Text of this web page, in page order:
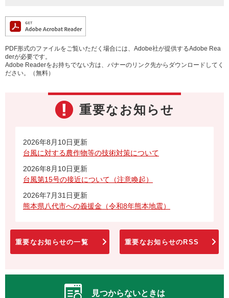
PDF形式のファイルをご覧いただく場合には、Adobe社が提供するAdobe Rea
derが必要です。
Adobe Readerをお持ちでない方は、バナーのリンク先からダウンロードしてく
ださい。（無料）
重要なお知らせ
2026年8月10日更新
台風に対する農作物等の技術対策について
2026年8月10日更新
台風第15号の接近について（注意喚起）
2026年7月31日更新
熊本県八代市への義援金（令和8年熊本地震）
重要なお知らせの一覧 重要なお知らせのRSS
見つからないときは